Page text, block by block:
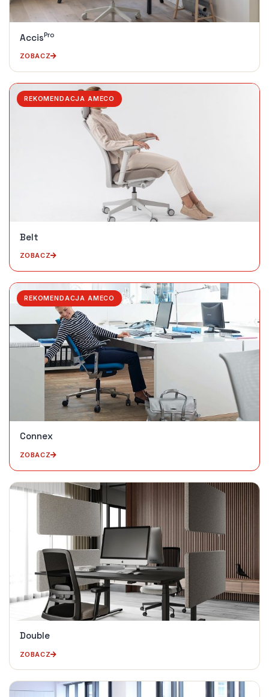
AccisPro
ZOBACZ
REKOMENDACJA AMECO
Belt
ZOBACZ
REKOMENDACJA AMECO
Connex
ZOBACZ
Double
ZOBACZ